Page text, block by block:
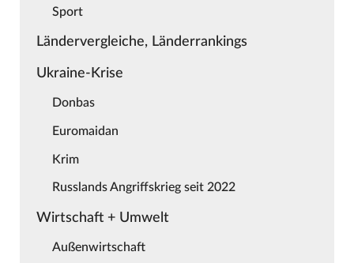
Sport
Ländervergleiche, Länderrankings
Ukraine-Krise
Donbas
Euromaidan
Krim
Russlands Angriffskrieg seit 2022
Wirtschaft + Umwelt
Außenwirtschaft